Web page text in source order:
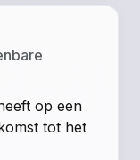
op een
tot het